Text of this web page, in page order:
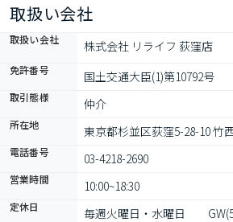
取扱い会社
取扱い会社 株式会社 リライフ 荻窪店
免許番号 国土交通大臣(1)第10792号
取引態様 仲介
所在地 東京都杉並区荻窪5-28-10 竹
電話番号 03-4218-2690
営業時間 10:00~18:30
定休日 毎週火曜日・水曜日　　